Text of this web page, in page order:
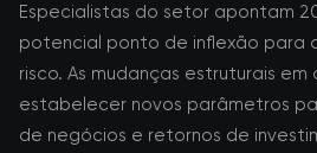
Especialistas do setor apontam
potencial ponto de inflexão para
risco. As mudanças estruturais
estabelecer novos parâmetros
de negócios e retornos de